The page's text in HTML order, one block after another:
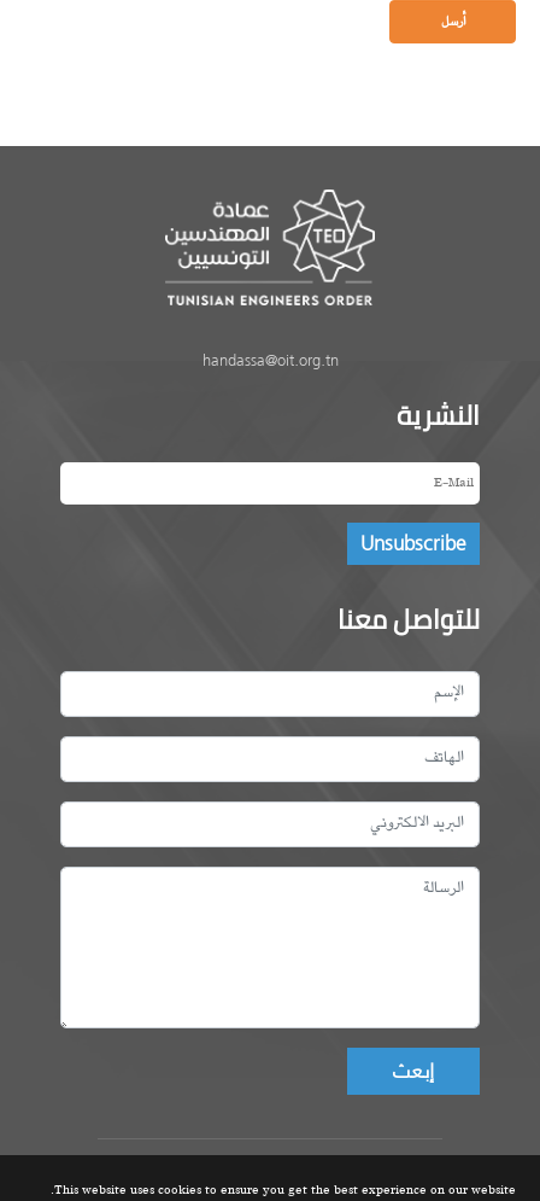
This website uses cookies to ensure you get the best experience on our website.
handassa@oit.org.tn
النشرية
للتواصل معنا